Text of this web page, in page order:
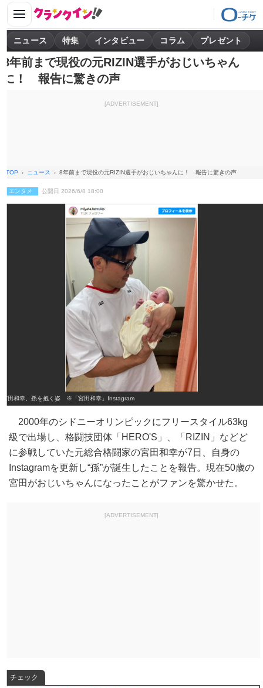
ニュース 特集 インタビュー コラム プレゼント
8年前まで現役の元RIZIN選手がおじいちゃん
に！ 報告に驚きの声
[ADVERTISEMENT]
TOP ニュース 8年前まで現役の元RIZIN選手がおじいちゃんに！ 報告に驚きの声
エンタメ 公開日 2026/6/8 18:00
宮田和幸、孫を抱く姿 ※「宮田和幸」Instagram
2000年のシドニーオリンピックにフリースタイル63kg
級で出場し、格闘技団体「HERO'S」、「RIZIN」などど
に参戦していた元総合格闘家の宮田和幸が7日、自身の
Instagramを更新し“孫”が誕生したことを報告。現在50歳の
宮田がおじいちゃんになったことがファンを驚かせた。
[ADVERTISEMENT]
チェック